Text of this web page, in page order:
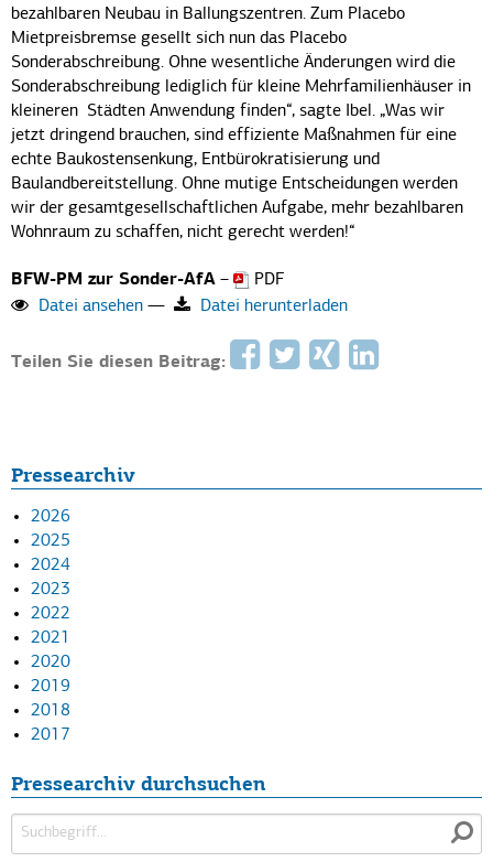
bezahlbaren Neubau in Ballungszentren. Zum Placebo
Mietpreisbremse gesellt sich nun das Placebo
Sonderabschreibung. Ohne wesentliche Änderungen wird die
Sonderabschreibung lediglich für kleine Mehrfamilienhäuser in
kleineren Städten Anwendung finden“, sagte Ibel. „Was wir
jetzt dringend brauchen, sind effiziente Maßnahmen für eine
echte Baukostensenkung, Entbürokratisierung und
Baulandbereitstellung. Ohne mutige Entscheidungen werden
wir der gesamtgesellschaftlichen Aufgabe, mehr bezahlbaren
Wohnraum zu schaffen, nicht gerecht werden!“
BFW-PM zur Sonder-AfA –
PDF
Datei ansehen — Datei herunterladen
Teilen Sie diesen Beitrag:
Pressearchiv
2026
2025
2024
2023
2022
2021
2020
2019
2018
2017
Pressearchiv durchsuchen
Suchen